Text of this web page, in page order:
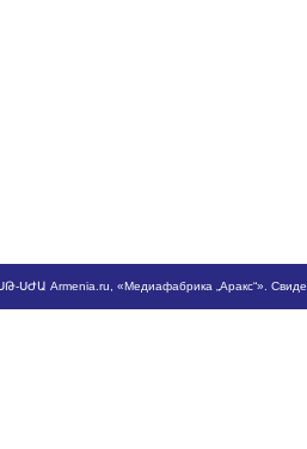
-ՍԺԱ Armenia.ru , «Медиафабрика „Аракс“».